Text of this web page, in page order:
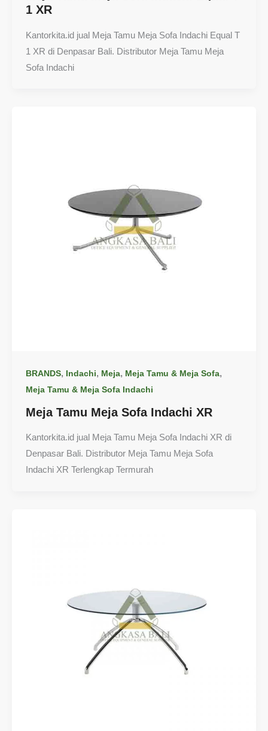
1 XR
Kantorkita.id jual Meja Tamu Meja Sofa Indachi Equal T
1 XR di Denpasar Bali. Distributor Meja Tamu Meja
Sofa Indachi
BRANDS, Indachi, Meja, Meja Tamu & Meja Sofa,
Meja Tamu & Meja Sofa Indachi
Meja Tamu Meja Sofa Indachi XR
Kantorkita.id jual Meja Tamu Meja Sofa Indachi XR di
Denpasar Bali. Distributor Meja Tamu Meja Sofa
Indachi XR Terlengkap Termurah